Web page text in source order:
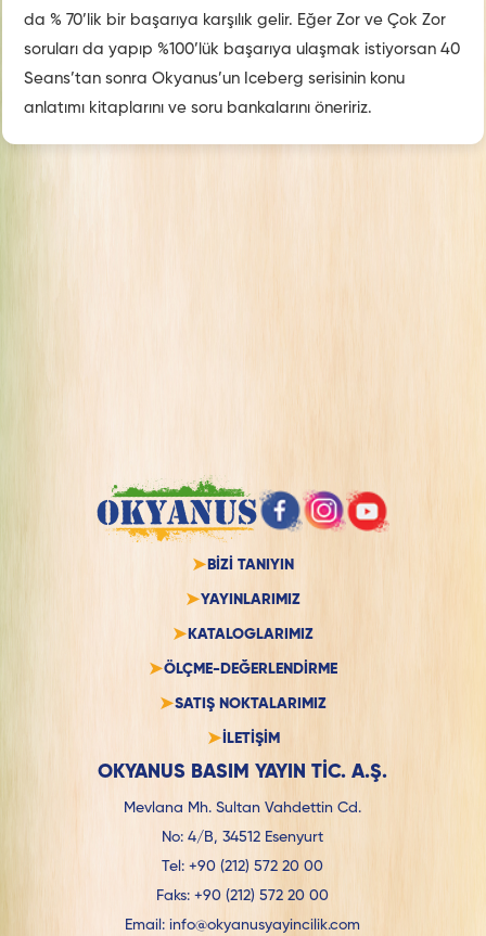
da % 70’lik bir başarıya karşılık gelir. Eğer Zor ve Çok Zor
soruları da yapıp %100’lük başarıya ulaşmak istiyorsan 40
Seans’tan sonra Okyanus’un Iceberg serisinin konu
anlatımı kitaplarını ve soru bankalarını öneririz.
BİZİ TANIYIN
YAYINLARIMIZ
KATALOGLARIMIZ
ÖLÇME-DEĞERLENDİRME
SATIŞ NOKTALARIMIZ
İLETİŞİM
OKYANUS BASIM YAYIN TİC. A.Ş.
Mevlana Mh. Sultan Vahdettin Cd.
No: 4/B, 34512 Esenyurt
Tel:+90 (212) 572 20 00
Faks:+90 (212) 572 20 00
Email: info@okyanusyayincilik.com